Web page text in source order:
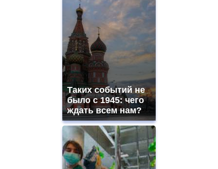
Таких событий не
было с 1945: чего
ждать всем нам?